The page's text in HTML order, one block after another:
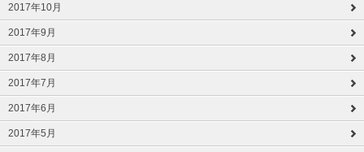
2017年10月
2017年9月
2017年8月
2017年7月
2017年6月
2017年5月